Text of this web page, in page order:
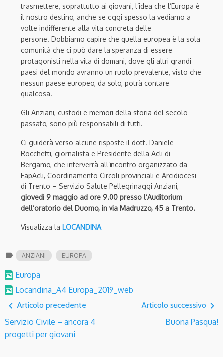
trasmettere, soprattutto ai giovani, l’idea che l’Europa è
il nostro destino, anche se oggi spesso la vediamo a
volte indifferente alla vita concreta delle
persone. Dobbiamo capire che quella europea è la sola
comunità che ci può dare la speranza di essere
protagonisti nella vita di domani, dove gli altri grandi
paesi del mondo avranno un ruolo prevalente, visto che
nessun paese europeo, da solo, potrà contare
qualcosa.
Gli Anziani, custodi e memori della storia del secolo
passato, sono più responsabili di tutti.
Ci guiderà verso alcune risposte il dott. Daniele
Rocchetti, giornalista e Presidente della Acli di
Bergamo, che interverrà all’incontro organizzato da
FapAcli, Coordinamento Circoli provinciali e Arcidiocesi
di Trento – Servizio Salute Pellegrinaggi Anziani,
giovedì 9 maggio ad ore 9.00 presso l’Auditorium
dell’oratorio del Duomo, in via Madruzzo, 45 a Trento.
Visualizza la LOCANDINA
label ANZIANI EUROPA
Europa
Locandina_A4 Europa_2019_web
navigate_before Articolo precedente
Servizio Civile – ancora 4
progetti per giovani
Articolo successivo navigate_next
Buona Pasqua!